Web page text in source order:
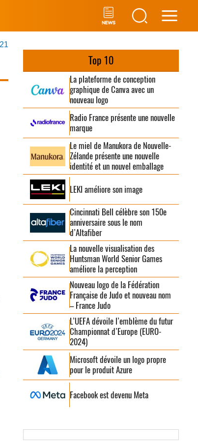
Top 10
La plateforme de conception
graphique de Canva avec un
nouveau logo
Radio France présente une nouvelle
marque
Le miel de Manukora de Nouvelle-
Zélande présente une nouvelle
identité et un nouvel emballage
LEKI améliore son image
Cincinnati Bell célèbre son 150e
anniversaire sous le nom
d’Altafiber
La nouvelle visualisation des
Huntsman World Senior Games
améliore la perception
Nouveau logo de la Fédération
Française de Judo et nouveau nom
– France Judo
L’UEFA dévoile l’emblème du futur
Championnat d’Europe (EURO-
2024)
Microsoft dévoile un logo propre
pour le produit Azure
Facebook est devenu Meta